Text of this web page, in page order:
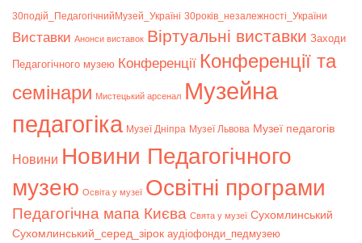
30подій_ПедагогічнийМузей_Україні 30років_незалежності_України
Bиставки Анонси виставок Віртуальні виставки Заходи
Педагогічного музею Конференції Конференції та
семінари Мистецький арсенал Музейна
педагогіка Музеї Дніпра Музеї Львова Музеї педагогів
Новини Новини Педагогічного
музею Освіта у музеї Освітні програми
Педагогічна мапа Києва Свята у музеї Сухомлинський
Сухомлинський_серед_зірок аудіофонди_педмузею